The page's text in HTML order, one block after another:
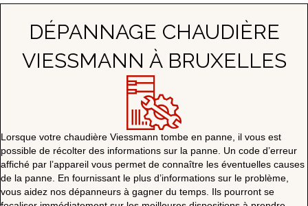
DÉPANNAGE CHAUDIÈRE
VIESSMANN À BRUXELLES
Lorsque votre chaudière Viessmann tombe en panne, il vous est
possible de récolter des informations sur la panne. Un code d’erreur
affiché par l’appareil vous permet de connaître les éventuelles causes
de la panne. En fournissant le plus d’informations sur le problème,
vous aidez nos dépanneurs à gagner du temps. Ils pourront se